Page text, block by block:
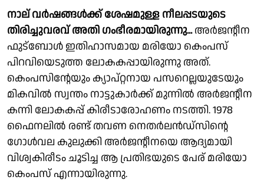
നാല് വർഷങ്ങൾക്ക് ശേഷമുള്ള നീലപ്പടയുടെ
തിരിച്ചുവരവ് അതി ഗംഭീരമായിരുന്നു...അർജൻ്റീന
ഫുട്ബോൾ ഇതിഹാസമായ മരിയോ കെംപസ്
പിറവിയെടുത്ത ലോകകപ്പായിരുന്നു അത്.
കെംപസിൻ്റേയും ക്യാപ്റ്റനായ പസറെല്ലയുടേയും
മികവിൽ സ്വന്തം നാട്ടുകാർക്ക് മുന്നിൽ അർജൻ്റീന
കന്നി ലോകകപ്പ് കിരീടാരോഹണം നടത്തി. 1978
ഫൈനലിൽ രണ്ട് തവണ നെതർലൻഡ്സിൻ്റെ
ഗോൾവല കുലുക്കി അർജൻ്റീനയെ ആദ്യമായി
വിശ്വകിരീടം ചൂടിച്ച ആ പ്രതിഭയുടെ പേര് മരിയോ
കെംപസ് എന്നായിരുന്നു.